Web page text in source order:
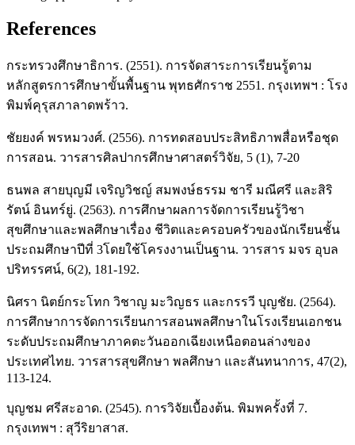
References
กระทรวงศึกษาธิการ. (2551). การจัดสาระการเรียนรู้ตาม
หลักสูตรการศึกษาขั้นพื้นฐาน พุทธศักราช 2551. กรุงเทพฯ : โรง
พิมพ์คุรุสภาลาดพร้าว.
ชัยยงค์ พรหมวงศ์. (2556). การทดสอบประสิทธิภาพสื่อหรือชุด
การสอน. วารสารศิลปากรศึกษาศาสตร์วิจัย, 5 (1), 7-20
ธนพล สายบุญมี เจริญวิชญ์ สมพงษ์ธรรม ชารี มณีศรี และสิริ
รัตน์ อินทร์ยู่. (2563). การศึกษาผลการจัดการเรียนรู้วิชา
สุขศึกษาและพลศึกษาเรื่อง ชีวิตและครอบครัวของนักเรียนชั้น
ประถมศึกษาปีที่ 3โดยใช้โครงงานเป็นฐาน. วารสาร มจร อุบล
ปริทรรศน์, 6(2), 181-192.
นิศรา นิตย์กระโทก วิชาญ มะวิญธร และกรรวี บุญชัย. (2564).
การศึกษาการจัดการเรียนการสอนพลศึกษาในโรงเรียนเอกชน
ระดับประถมศึกษาภาคตะวันออกเฉียงเหนือตอนล่างของ
ประเทศไทย. วารสารสุขศึกษา พลศึกษา และสันทนาการ, 47(2),
113-124.
บุญชม ศรีสะอาด. (2545). การวิจัยเบื้องต้น. พิมพครั้งที่ 7.
กรุงเทพฯ : สุวีริยาสาส.